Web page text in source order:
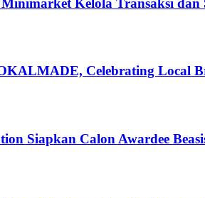
Minimarket Kelola Transaksi
Celebrating Local
Siapkan Calon Awardee